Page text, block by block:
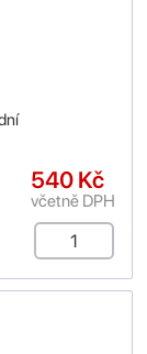
540 Kč
včetně DPH